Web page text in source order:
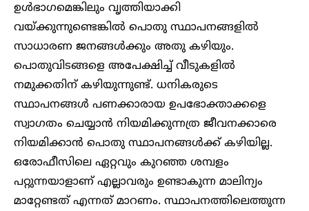
ഉൾഭാഗമെങ്കിലും വൃത്തിയാക്കി
വയ്ക്കുന്നുണ്ടെങ്കിൽ പൊതു സ്ഥാപനങ്ങളിൽ
സാധാരണ ജനങ്ങൾക്കും അതു കഴിയും.
പൊതുവിടങ്ങളെ അപേക്ഷിച്ച് വീടുകളിൽ
നമുക്കതിന് കഴിയുന്നുണ്ട്. ധനികരുടെ
സ്ഥാപനങ്ങൾ പണക്കാരായ ഉപഭോക്താക്കളെ
സ്വാഗതം ചെയ്യാൻ നിയമിക്കുന്നത്ര ജീവനക്കാരെ
നിയമിക്കാൻ പൊതു സ്ഥാപനങ്ങൾക്ക് കഴിയില്ല.
ഒരോഫീസിലെ ഏറ്റവും കുറഞ്ഞ ശമ്പളം
പറ്റുന്നയാളാണ് എല്ലാവരും ഉണ്ടാകുന്ന മാലിന്യം
മാറ്റേണ്ടത് എന്നത് മാറണം. സ്ഥാപനത്തിലെത്തുന്ന